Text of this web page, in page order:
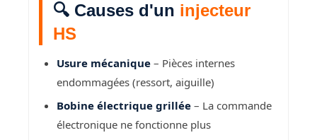
🔍 Causes d'un injecteur
HS
Usure mécanique – Pièces internes
endommagées (ressort, aiguille)
Bobine électrique grillée – La commande
électronique ne fonctionne plus